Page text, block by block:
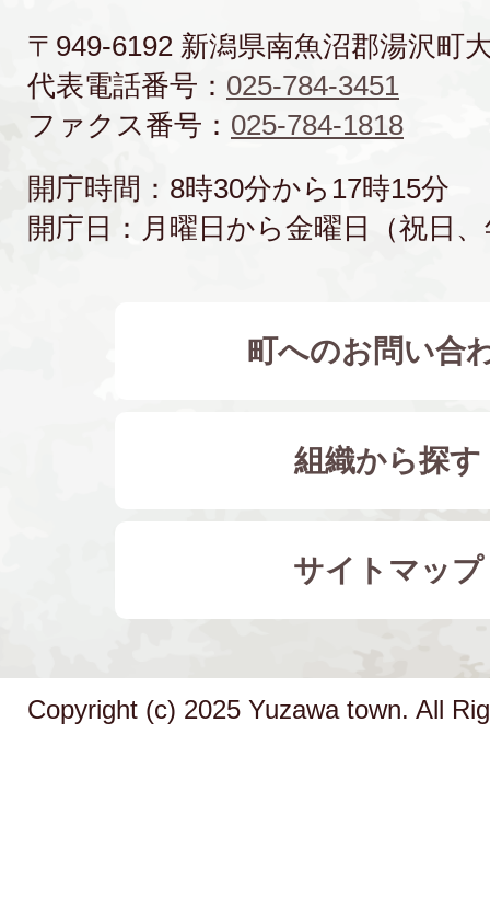
〒949-6192 新潟県南魚沼郡湯沢町
代表電話番号： 025-784-3451
ファクス番号： 025-784-1818
開庁時間：8時30分から17時15分
開庁日：月曜日から金曜日（祝日
町へのお問い合
組織から探す
サイトマップ
Copyright (c) 2025 Yuzawa town. All